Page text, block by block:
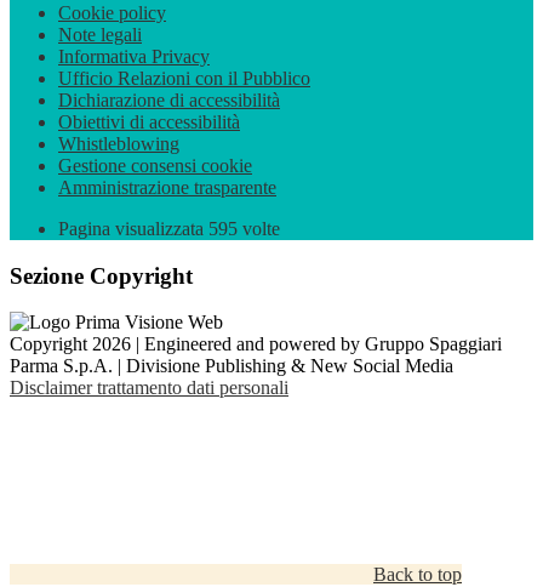
Cookie policy
Note legali
Informativa Privacy
Ufficio Relazioni con il Pubblico
Dichiarazione di accessibilità
Obiettivi di accessibilità
Whistleblowing
Gestione consensi cookie
Amministrazione trasparente
Pagina visualizzata 595 volte
Sezione Copyright
Copyright 2026 | Engineered and powered by Gruppo Spaggiari
Parma S.p.A. | Divisione Publishing & New Social Media
Disclaimer trattamento dati personali
Back to top